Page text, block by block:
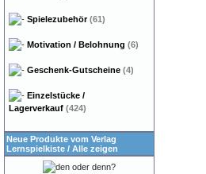
Spielezubehör(61)
Motivation / Belohnung (6)
Geschenk-Gutscheine (4)
Einzelstücke /
Lagerverkauf (424)
Neue Produkte vom Verlag
Lernspielkiste / Alle zeigen